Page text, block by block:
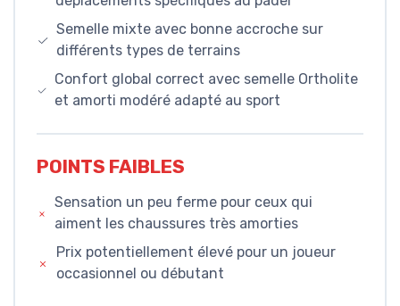
Semelle mixte avec bonne accroche sur
différents types de terrains
Confort global correct avec semelle Ortholite
et amorti modéré adapté au sport
POINTS FAIBLES
Sensation un peu ferme pour ceux qui
aiment les chaussures très amorties
Prix potentiellement élevé pour un joueur
occasionnel ou débutant